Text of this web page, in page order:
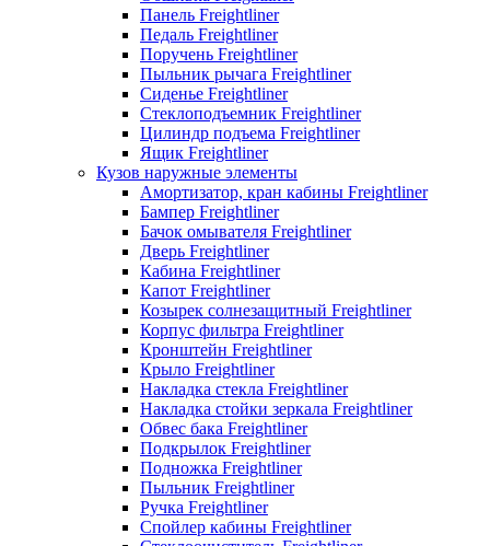
Панель Freightliner
Педаль Freightliner
Поручень Freightliner
Пыльник рычага Freightliner
Сиденье Freightliner
Стеклоподъемник Freightliner
Цилиндр подъема Freightliner
Ящик Freightliner
Кузов наружные элементы
Амортизатор, кран кабины Freightliner
Бампер Freightliner
Бачок омывателя Freightliner
Дверь Freightliner
Кабина Freightliner
Капот Freightliner
Козырек солнезащитный Freightliner
Корпус фильтра Freightliner
Кронштейн Freightliner
Крыло Freightliner
Накладка стекла Freightliner
Накладка стойки зеркала Freightliner
Обвес бака Freightliner
Подкрылок Freightliner
Подножка Freightliner
Пыльник Freightliner
Ручка Freightliner
Спойлер кабины Freightliner